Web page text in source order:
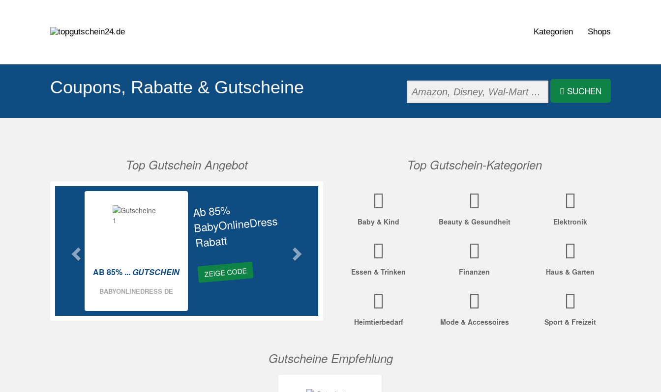
Kategorien Shops
Coupons, Rabatte & Gutscheine SUCHEN
Top Gutschein Angebot
Ab 85%
BabyOnlineDress
Rabatt
ZEIGE CODE
AB 85% ... GUTSCHEIN
BABYONLINEDRESS DE
Vorherige
Top Gutschein-Kategorien
Baby & Kind Beauty & Gesundheit Elektronik
Essen & Trinken Finanzen Haus & Garten
Heimtierbedarf Mode & Accessoires Sport & Freizeit
Gutscheine Empfehlung